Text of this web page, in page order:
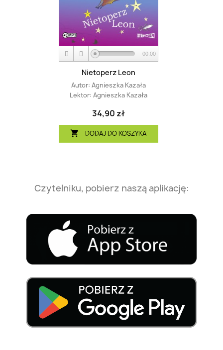
00:00
Nietoperz Leon
Autor: Agnieszka Kazała
Lektor: Agnieszka Kazała
34,90 zł
 DODAJ DO KOSZYKA
Czytelniku, pobierz naszą aplikację: